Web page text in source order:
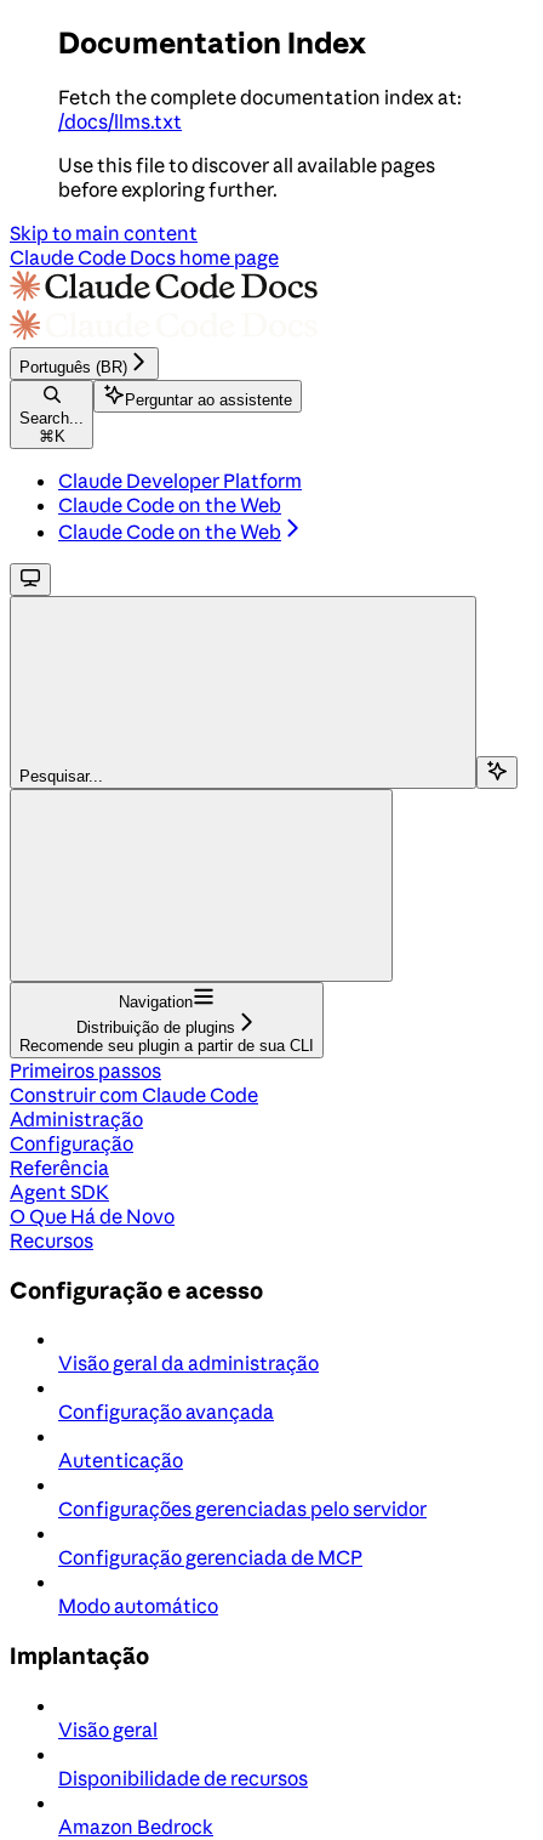
Documentation Index
Fetch the complete documentation index at:
/docs/llms.txt
Use this file to discover all available pages
before exploring further.
Skip to main content
Claude Code Docs home page
Português (BR)
Search...
⌘ K
Perguntar ao assistente
Claude Developer Platform
Claude Code on the Web
Claude Code on the Web
Pesquisar...
Navigation
Distribuição de plugins
Recomende seu plugin a partir de sua CLI
Primeiros passos
Construir com Claude Code
Administração
Configuração
Referência
Agent SDK
O Que Há de Novo
Recursos
Configuração e acesso
Visão geral da administração
Configuração avançada
Autenticação
Configurações gerenciadas pelo servidor
Configuração gerenciada de MCP
Modo automático
Implantação
Visão geral
Disponibilidade de recursos
Amazon Bedrock